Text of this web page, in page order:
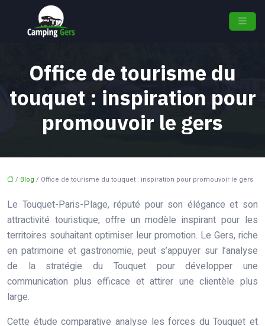
Office de tourisme du
touquet : inspiration pour
promouvoir le gers
/ Blog / Office de tourisme du touquet : inspiration pour promouvoir le gers
Le Touquet-Paris-Plage, réputé pour son élégance et son
attractivité touristique, offre un modèle inspirant pour les
territoires souhaitant optimiser leur promotion. Le Gers, riche
en patrimoine et gastronomie, peut s’appuyer sur l’analyse
de la stratégie du Touquet pour développer une
communication plus efficace et attirer une clientèle plus
large.
Cette étude comparative analyse les forces du Touquet et